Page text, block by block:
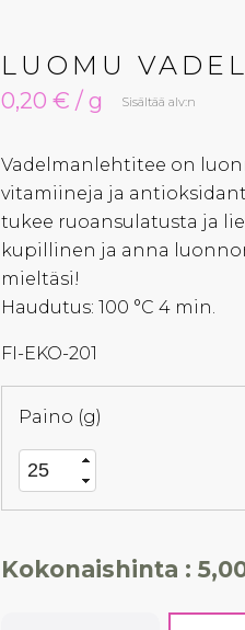
LUOMU
0,20 € / g Sisältää alv:n
Vadelmanlehtitee on
vitamiineja ja
tukee ruoansulatusta ja
kupillinen ja anna
mieltäsi!
Haudutus: 100 °C 4 min.
FI-EKO-201
Paino (g)
Kokonaishinta :